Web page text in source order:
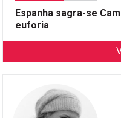
Espanha sagra-se
euforia